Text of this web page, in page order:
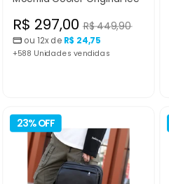
Preço
normal
R$ 449,90
Preço
promocional
R$ 297,00
ou 12x de R$ 24,75
+588 Unidades vendidas
23% OFF